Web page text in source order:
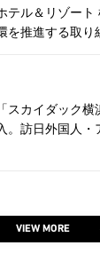
テル＆リゾート
を推進する取り
スカイダック
。訪日外国人・
VIEW MORE